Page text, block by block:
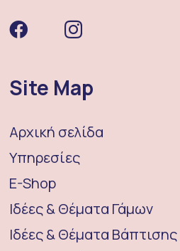
Site Map
Αρχική σελίδα
Υπηρεσίες
E-Shop
Ιδέες & Θέματα Γάμων
Ιδέες & Θέματα Βάπτισης